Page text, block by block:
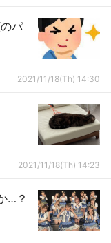
パ
2021/11/18(Th) 14:30
2021/11/18(Th) 14:23
…？